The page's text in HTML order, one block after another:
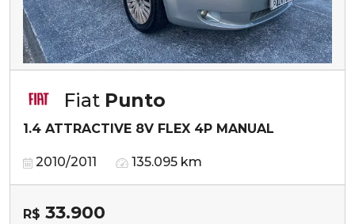
Fiat Punto
1.4 ATTRACTIVE 8V FLEX 4P MANUAL
2010/2011 135.095 km
R$ 33.900